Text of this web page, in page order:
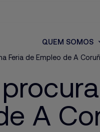
QUEM SOMOS
Feria de Empleo de A
A